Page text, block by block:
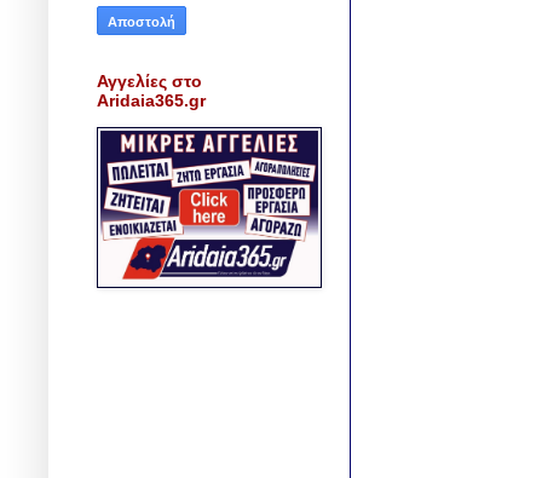
Αγγελίες στο
Aridaia365.gr